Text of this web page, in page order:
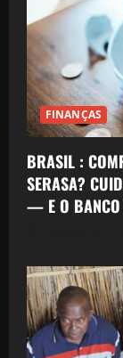
FINANÇAS
BRASIL :
SERASA?
— E O BANCO